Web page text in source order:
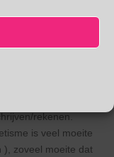
van het leven.
rekenen.
is veel moeite
), zoveel moeite dat